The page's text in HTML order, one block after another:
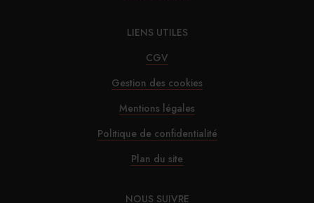
LIENS UTILES
CGV
Gestion des cookies
Mentions légales
Politique de confidentialité
Plan du site
NOUS SUIVRE